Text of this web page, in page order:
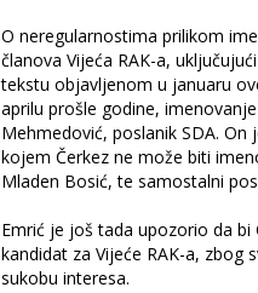
O neregularnostima prilikom
članova Vijeća RAK-a,
tekstu objavljenom u januaru
aprilu prošle godine,
Mehmedović, poslanik SDA.
kojem Čerkez ne može biti
Mladen Bosić, te samostalni
Emrić je još tada upozorio da
kandidat za Vijeće RAK-a, zbog
sukobu interesa.